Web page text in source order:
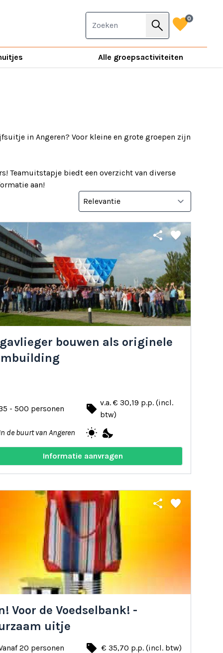
Alle groepsactiviteiten
search favorite0
in Angeren? Voor kleine en grote groepen zijn
Teamuitstapje biedt een overzicht van diverse
aan!
share favorite
bouwen als originele
- 500 personen local_offer v.a. € 30,19 p.p. (incl.
btw)
de buurt van Angeren wb_sunny nights_stay
Informatie aanvragen
share favorite
Voor de Voedselbank! -
uitje
20 personen local_offer € 35,70 p.p. (incl. btw)